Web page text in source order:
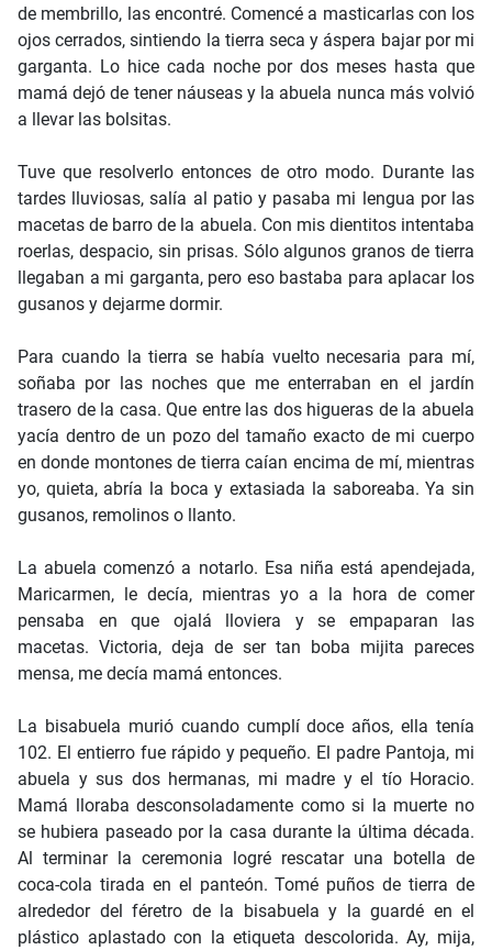
de membrillo, las encontré. Comencé a masticarlas con los
ojos cerrados, sintiendo la tierra seca y áspera bajar por mi
garganta. Lo hice cada noche por dos meses hasta que
mamá dejó de tener náuseas y la abuela nunca más volvió
a llevar las bolsitas.
Tuve que resolverlo entonces de otro modo. Durante las
tardes lluviosas, salía al patio y pasaba mi lengua por las
macetas de barro de la abuela. Con mis dientitos intentaba
roerlas, despacio, sin prisas. Sólo algunos granos de tierra
llegaban a mi garganta, pero eso bastaba para aplacar los
gusanos y dejarme dormir.
Para cuando la tierra se había vuelto necesaria para mí,
soñaba por las noches que me enterraban en el jardín
trasero de la casa. Que entre las dos higueras de la abuela
yacía dentro de un pozo del tamaño exacto de mi cuerpo
en donde montones de tierra caían encima de mí, mientras
yo, quieta, abría la boca y extasiada la saboreaba. Ya sin
gusanos, remolinos o llanto.
La abuela comenzó a notarlo. Esa niña está apendejada,
Maricarmen, le decía, mientras yo a la hora de comer
pensaba en que ojalá lloviera y se empaparan las
macetas. Victoria, deja de ser tan boba mijita pareces
mensa, me decía mamá entonces.
La bisabuela murió cuando cumplí doce años, ella tenía
102. El entierro fue rápido y pequeño. El padre Pantoja, mi
abuela y sus dos hermanas, mi madre y el tío Horacio.
Mamá lloraba desconsoladamente como si la muerte no
se hubiera paseado por la casa durante la última década.
Al terminar la ceremonia logré rescatar una botella de
coca-cola tirada en el panteón. Tomé puños de tierra de
alrededor del féretro de la bisabuela y la guardé en el
plástico aplastado con la etiqueta descolorida. Ay, mija,